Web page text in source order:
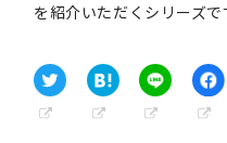
を紹介いただくシリーズで